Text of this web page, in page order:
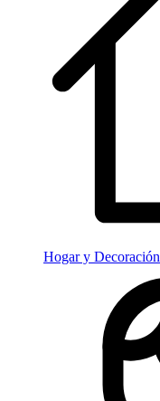
Hogar y Decoración